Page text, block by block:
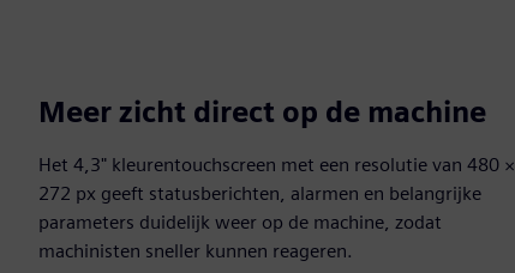
Meer zicht direct op de machine
Het 4,3" kleurentouchscreen met een resolutie van 480 ×
272 px geeft statusberichten, alarmen en belangrijke
parameters duidelijk weer op de machine, zodat
machinisten sneller kunnen reageren.